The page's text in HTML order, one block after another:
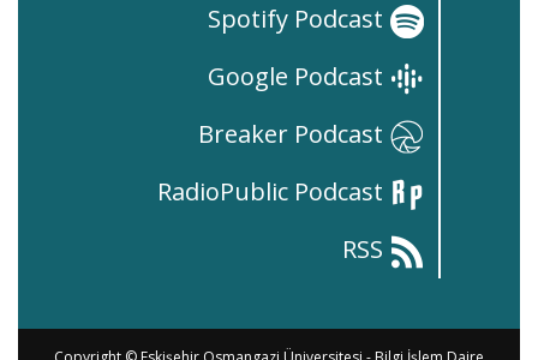
Spotify Podcast
Google Podcast
Breaker Podcast
RadioPublic Podcast
RSS